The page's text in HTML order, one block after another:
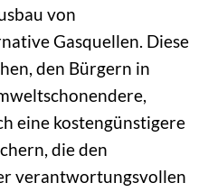
von
Gasquellen. Diese
den Bürgern in
eine kostengünstigere
die den
verantwortungsvollen